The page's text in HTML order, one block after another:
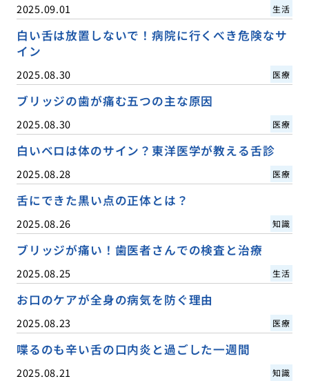
2025.09.01 生活
白い舌は放置しないで！病院に行くべき危険なサ
イン
2025.08.30 医療
ブリッジの歯が痛む五つの主な原因
2025.08.30 医療
白いベロは体のサイン？東洋医学が教える舌診
2025.08.28 医療
舌にできた黒い点の正体とは？
2025.08.26 知識
ブリッジが痛い！歯医者さんでの検査と治療
2025.08.25 生活
お口のケアが全身の病気を防ぐ理由
2025.08.23 医療
喋るのも辛い舌の口内炎と過ごした一週間
2025.08.21 知識